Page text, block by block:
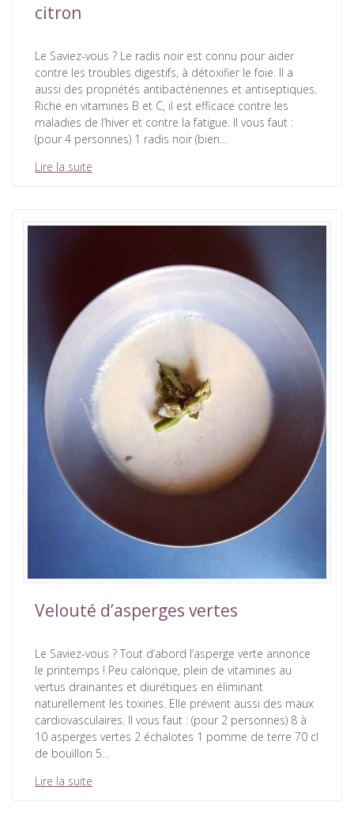
citron
Le Saviez-vous ? Le radis noir est connu pour aider
contre les troubles digestifs, à détoxifier le foie. Il a
aussi des propriétés antibactériennes et antiseptiques.
Riche en vitamines B et C, il est efficace contre les
maladies de l’hiver et contre la fatigue. Il vous faut :
(pour 4 personnes) 1 radis noir (bien…
Lire la suite
Velouté d’asperges vertes
Le Saviez-vous ? Tout d’abord l’asperge verte annonce
le printemps ! Peu calorique, plein de vitamines au
vertus drainantes et diurétiques en éliminant
naturellement les toxines. Elle prévient aussi des maux
cardiovasculaires. Il vous faut : (pour 2 personnes) 8 à
10 asperges vertes 2 échalotes 1 pomme de terre 70 cl
de bouillon 5…
Lire la suite